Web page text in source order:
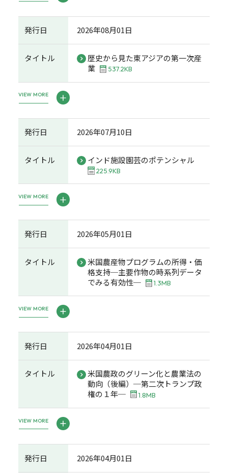
発行日 2026年08月01日
タイトル
歴史から見た東アジアの第一次産
業
537.2KB
VIEW MORE
発行日 2026年07月10日
タイトル インド施設園芸のポテンシャル
225.9KB
VIEW MORE
発行日 2026年05月01日
タイトル
米国農産物プログラムの所得・価
格支持─主要作物の時系列データ
でみる有効性─
1.3MB
VIEW MORE
発行日 2026年04月01日
タイトル
米国農政のグリーン化と農業法の
動向（後編）─第二次トランプ政
権の１年─
1.8MB
VIEW MORE
発行日 2026年04月01日